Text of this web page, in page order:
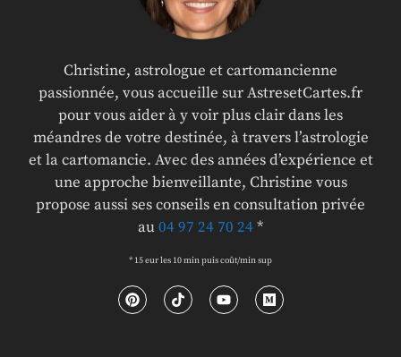
Christine, astrologue et cartomancienne
passionnée, vous accueille sur AstresetCartes.fr
pour vous aider à y voir plus clair dans les
méandres de votre destinée, à travers l’astrologie
et la cartomancie. Avec des années d’expérience et
une approche bienveillante, Christine vous
propose aussi ses conseils en consultation privée
au04 97 24 70 24*
* 15 eur les 10 min puis coût/min sup